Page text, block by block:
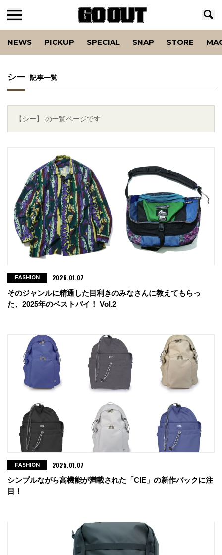
NEWS PICKUP SPECIAL SNAP STORE
シー 記事一覧
【シー】 の一覧ページです
そのジャンルに精通した目利きのみなさんに教えてもらっ
た、2025年のベストバイ！ Vol.2
FASHION 2026.01.07
シンプルながら高機能が満載された「CIE」の新作バックに注
目！
FASHION 2025.01.07